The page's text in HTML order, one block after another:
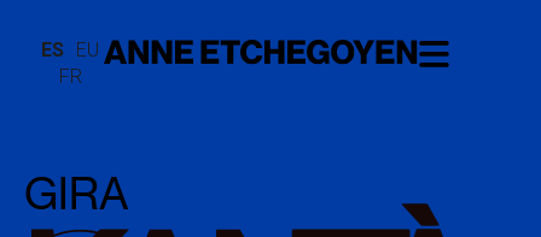
ES
EU
FR
GIRA